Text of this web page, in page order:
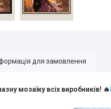
для замовлення
мозаїку всіх виробників! 🔥